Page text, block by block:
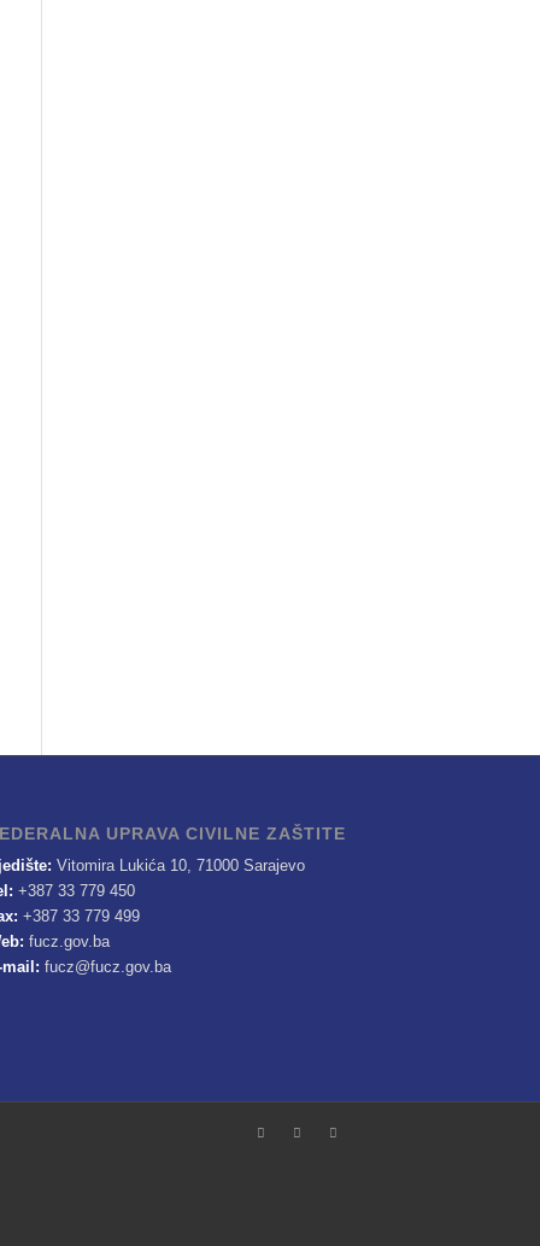
UPRAVA CIVILNE ZAŠTITE
Vitomira Lukića 10, 71000 Sarajevo
+387 33 779 450
+387 33 779 499
fucz.gov.ba
mail: fucz@fucz.gov.ba